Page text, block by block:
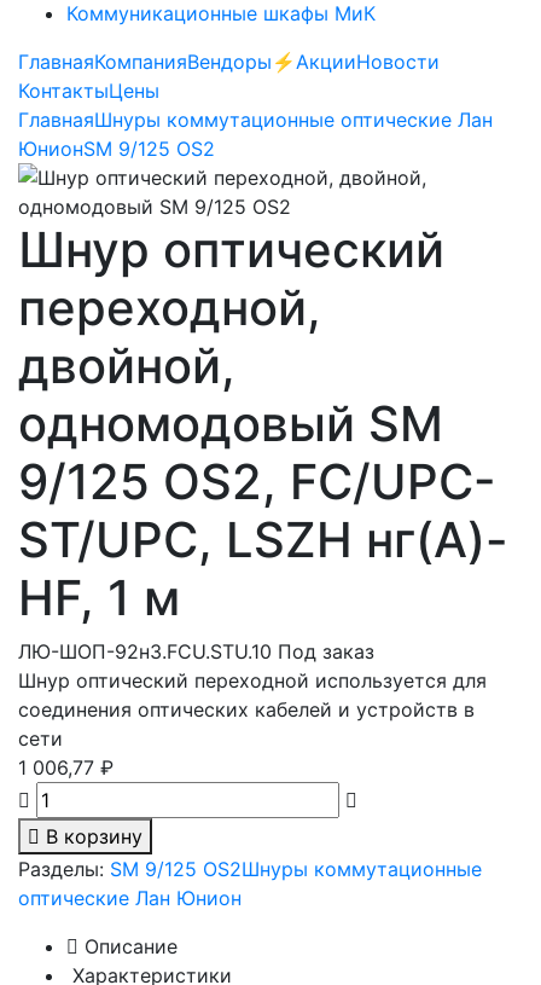
Коммуникационные шкафы МиК
ГлавнаяКомпанияВендоры ⚡️АкцииНовости
КонтактыЦены
ГлавнаяШнуры коммутационные оптические Лан
ЮнионSM 9/125 OS2
Шнур оптический
переходной,
двойной,
одномодовый SM
9/125 OS2, FC/UPC-
ST/UPC, LSZH нг(A)-
HF, 1 м
ЛЮ-ШОП-92н3.FCU.STU.10 Под заказ
Шнур оптический переходной используется для
соединения оптических кабелей и устройств в
сети
1 006,77 ₽
В корзину
Разделы: SM 9/125 OS2Шнуры коммутационные
оптические Лан Юнион
Описание
Характеристики